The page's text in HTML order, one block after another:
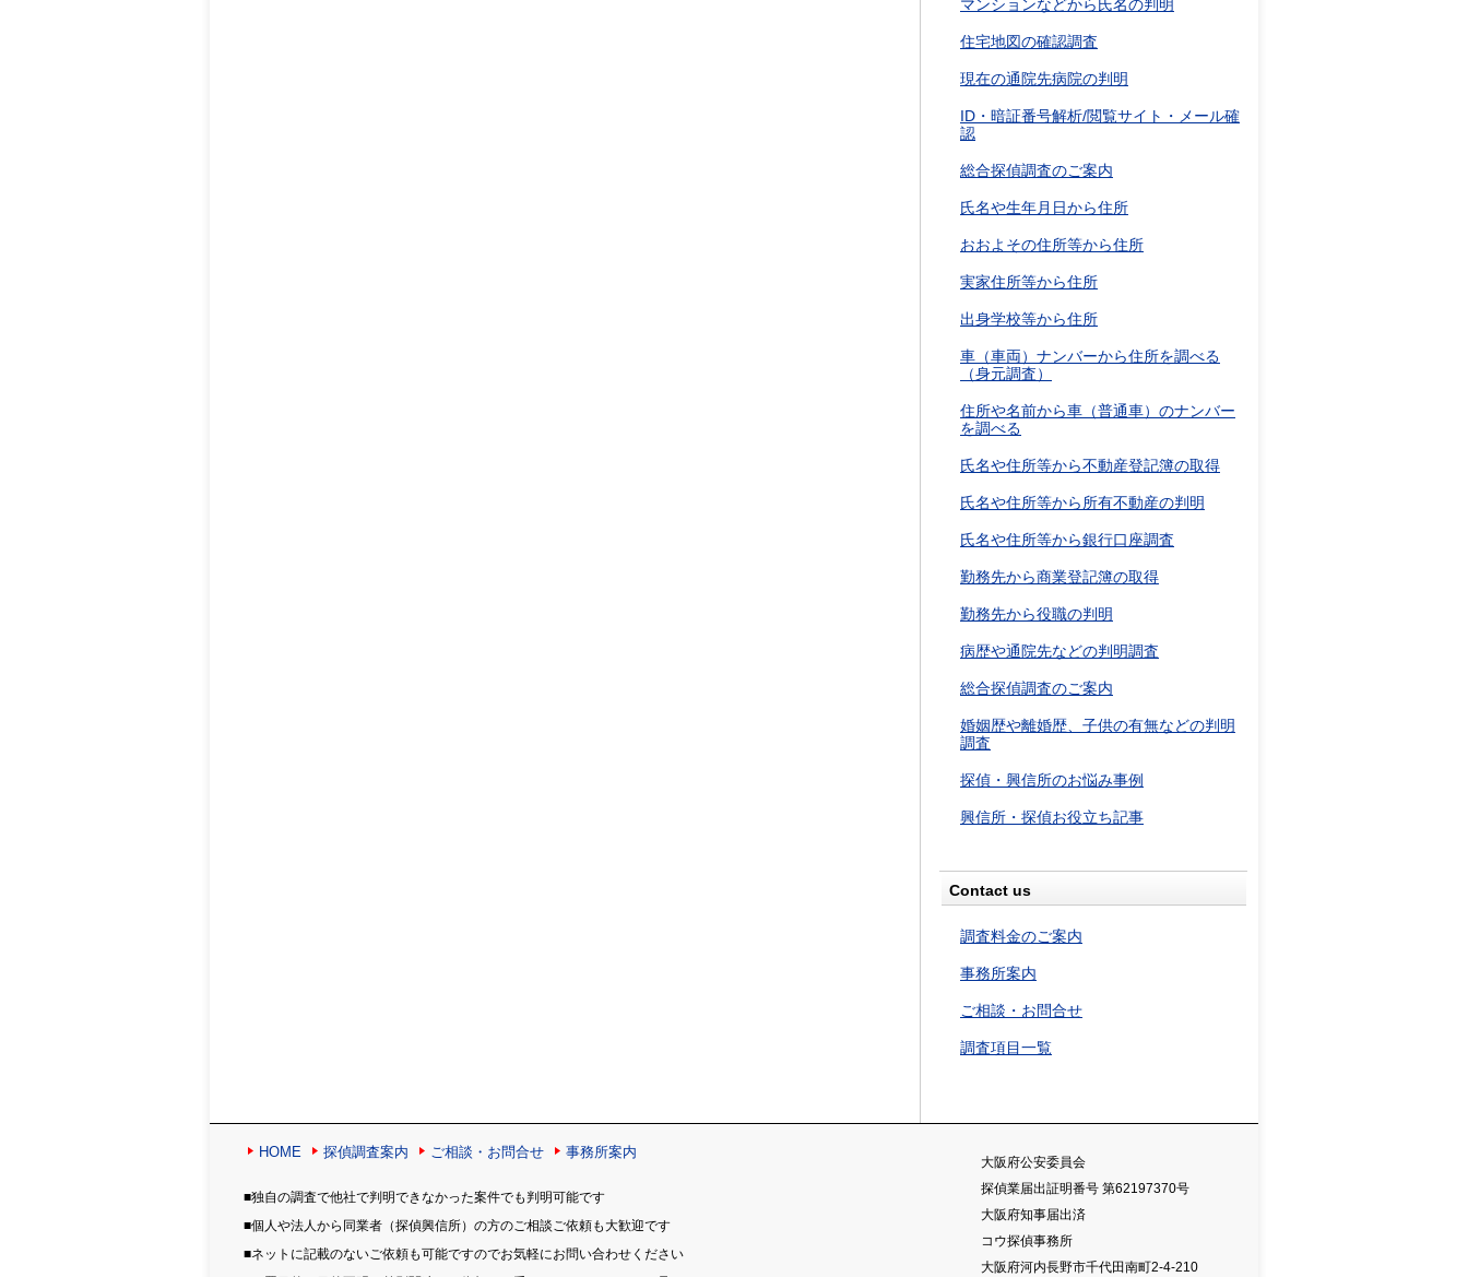
マンションなどから氏名の判明
住宅地図の確認調査
現在の通院先病院の判明
ID・暗証番号解析/閲覧サイト・メール確
認
総合探偵調査のご案内
氏名や生年月日から住所
おおよその住所等から住所
実家住所等から住所
出身学校等から住所
車（車両）ナンバーから住所を調べる
（身元調査）
住所や名前から車（普通車）のナンバー
を調べる
氏名や住所等から不動産登記簿の取得
氏名や住所等から所有不動産の判明
氏名や住所等から銀行口座調査
勤務先から商業登記簿の取得
勤務先から役職の判明
病歴や通院先などの判明調査
総合探偵調査のご案内
婚姻歴や離婚歴、子供の有無などの判明
調査
探偵・興信所のお悩み事例
興信所・探偵お役立ち記事
Contact us
調査料金のご案内
事務所案内
ご相談・お問合せ
調査項目一覧
HOME 探偵調査案内 ご相談・お問合せ 事務所案内
■独自の調査で他社で判明できなかった案件でも判明可能です
■個人や法人から同業者（探偵興信所）の方のご相談ご依頼も大歓迎です
■ネットに記載のないご依頼も可能ですのでお気軽にお問い合わせください
大阪府公安委員会
探偵業届出証明番号 第62197370号
大阪府知事届出済
コウ探偵事務所
大阪府河内長野市千代田南町2-4-210